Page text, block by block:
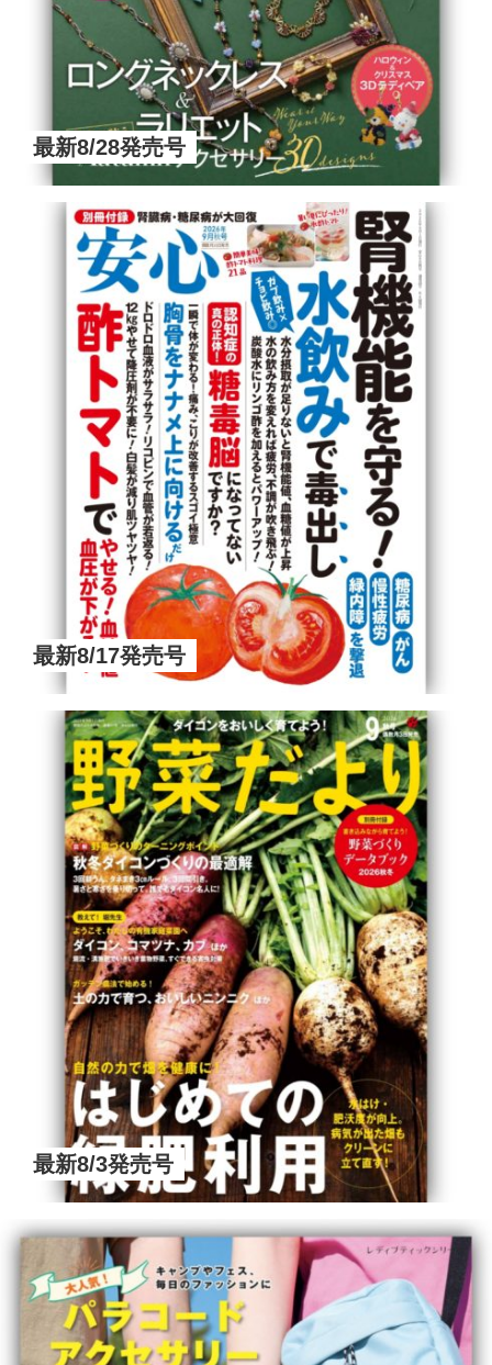
最新8/28発売号
最新8/17発売号
最新8/3発売号